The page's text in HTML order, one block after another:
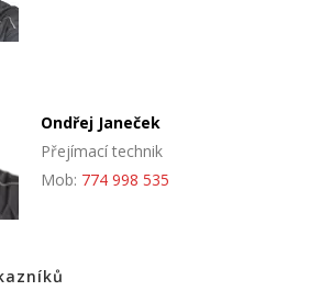
Ondřej Janeček
Přejímací technik
Mob: 774 998 535